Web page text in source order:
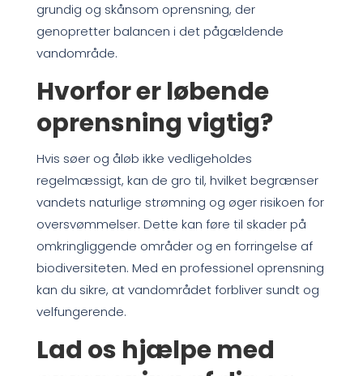
grundig og skånsom oprensning, der
genopretter balancen i det pågældende
vandområde.
Hvorfor er løbende
oprensning vigtig?
Hvis søer og åløb ikke vedligeholdes
regelmæssigt, kan de gro til, hvilket begrænser
vandets naturlige strømning og øger risikoen for
oversvømmelser. Dette kan føre til skader på
omkringliggende områder og en forringelse af
biodiversiteten. Med en professionel oprensning
kan du sikre, at vandområdet forbliver sundt og
velfungerende.
Lad os hjælpe med